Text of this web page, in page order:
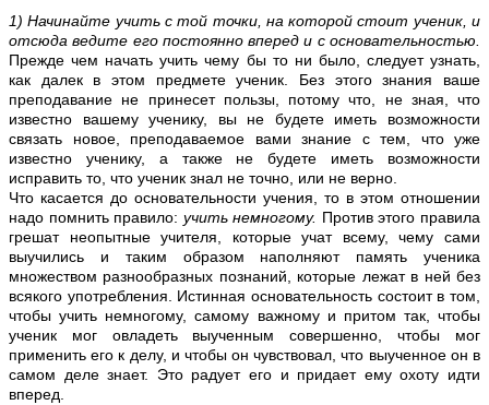
1) Начинайте учить с той точки, на которой стоит ученик, и
отсюда ведите его постоянно вперед и с основательностью.
Прежде чем начать учить чему бы то ни было, следует узнать,
как далек в этом предмете ученик. Без этого знания ваше
преподавание не принесет пользы, потому что, не зная, что
известно вашему ученику, вы не будете иметь возможности
связать новое, преподаваемое вами знание с тем, что уже
известно ученику, а также не будете иметь возможности
исправить то, что ученик знал не точно, или не верно.
Что касается до основательности учения, то в этом отношении
надо помнить правило: учить немногому. Против этого правила
грешат неопытные учителя, которые учат всему, чему сами
выучились и таким образом наполняют память ученика
множеством разнообразных познаний, которые лежат в ней без
всякого употребления. Истинная основательность состоит в том,
чтобы учить немногому, самому важному и притом так, чтобы
ученик мог овладеть выученным совершенно, чтобы мог
применить его к делу, и чтобы он чувствовал, что выученное он в
самом деле знает. Это радует его и придает ему охоту идти
вперед.